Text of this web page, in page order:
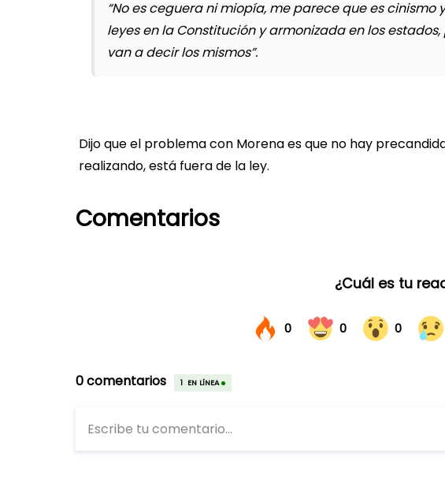
“No es ceguera ni miopía, me parece que es
leyes en la Constitución y armonizada en los
van a decir los mismos”.
Dijo que el problema con Morena es que no hay
realizando, está fuera de la ley.
Comentarios